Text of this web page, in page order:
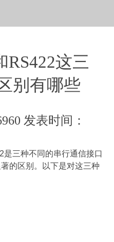
RS422这三
别有哪些
发表时间：
三种不同的串行通信接口
的区别。以下是对这三种